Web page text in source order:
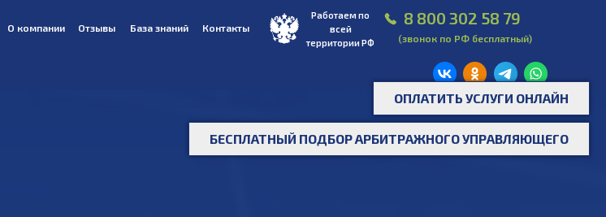
Контакты
База знаний
О компании Отзывы
(звонок по РФ бесплатный)
8 800 302 58 79
Работаем по
всей
территории РФ
ОПЛАТИТЬ УСЛУГИ ОНЛАЙН
БЕСПЛАТНЫЙ ПОДБОР АРБИТРАЖНОГО УПРАВЛЯЮЩЕГО